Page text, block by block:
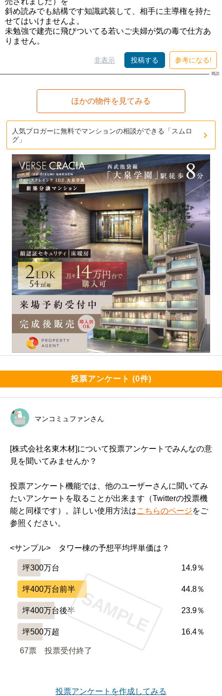
斜め読みでも結構です知識武装して、相手に主導権を持た
せてはいけませんよ。
未勉強で建売に飛びついてる若いご夫婦が気の毒で仕方あ
りません。
非表示 投稿する 参考になる!
ほかの物件を見てみる
人気ブロガーに無料でマンションの相談ができる「スムロ
グ」
投票アンケート (0件)
マンコミュファンさん
[株式会社名東木材]について投票アンケートでみんなの意
見を聞いてみませんか？
投票アンケート機能では、他のユーザーさんに聞いてみ
たいアンケートを取ることが出来ます（Twitterの投票機
能と同様です）。詳しい使用方法はこちらのページをご
参照ください。
<サンプル>　タワー棟の予想平均坪単価は？
坪300万台 14.9％
坪400万台前半 44.8％
坪400万台後半 23.9％
坪500万超 16.4％
67票 投票受付終了
SAMPLE
投票アンケートを作成してみる